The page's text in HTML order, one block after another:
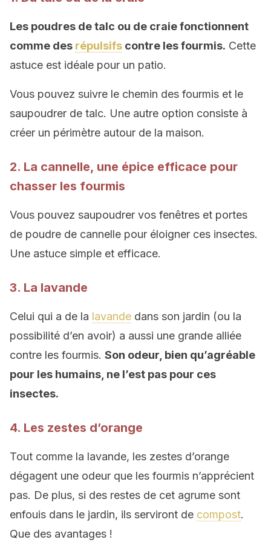
Les poudres de talc ou de craie fonctionnent
comme des répulsifs contre les fourmis. Cette
astuce est idéale pour un patio.
Vous pouvez suivre le chemin des fourmis et le
saupoudrer de talc. Une autre option consiste à
créer un périmètre autour de la maison.
2. La cannelle, une épice efficace pour
chasser les fourmis
Vous pouvez saupoudrer vos fenêtres et portes
de poudre de cannelle pour éloigner ces insectes.
Une astuce simple et efficace.
3. La lavande
Celui qui a de la lavande dans son jardin (ou la
possibilité d’en avoir) a aussi une grande alliée
contre les fourmis. Son odeur, bien qu’agréable
pour les humains, ne l’est pas pour ces
insectes.
4. Les zestes d’orange
Tout comme la lavande, les zestes d’orange
dégagent une odeur que les fourmis n’apprécient
pas. De plus, si des restes de cet agrume sont
enfouis dans le jardin, ils serviront de compost.
Que des avantages !